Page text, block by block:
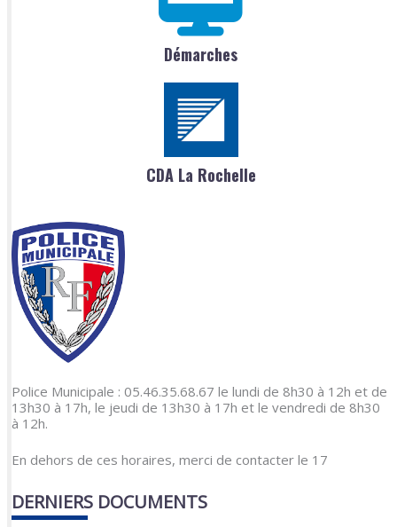
Démarches
CDA La Rochelle
Police Municipale : 05.46.35.68.67 le lundi de 8h30 à 12h et de
13h30 à 17h, le jeudi de 13h30 à 17h et le vendredi de 8h30
à 12h.
En dehors de ces horaires, merci de contacter le 17
DERNIERS DOCUMENTS